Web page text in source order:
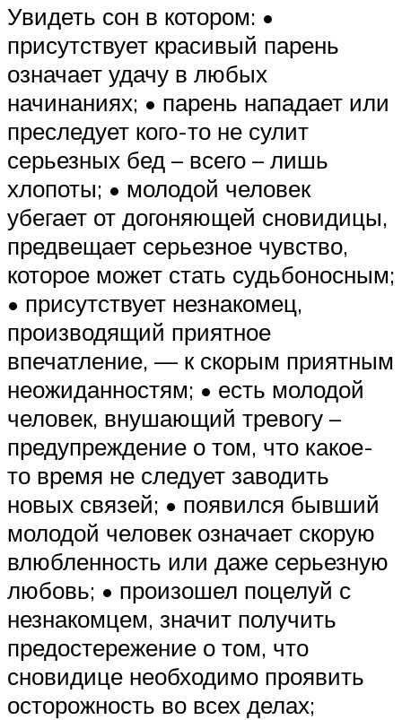
Увидеть сон в котором: •
присутствует красивый парень
означает удачу в любых
начинаниях; • парень нападает или
преследует кого-то не сулит
серьезных бед – всего – лишь
хлопоты; • молодой человек
убегает от догоняющей сновидицы,
предвещает серьезное чувство,
которое может стать судьбоносным;
• присутствует незнакомец,
производящий приятное
впечатление, — к скорым приятным
неожиданностям; • есть молодой
человек, внушающий тревогу –
предупреждение о том, что какое-
то время не следует заводить
новых связей; • появился бывший
молодой человек означает скорую
влюбленность или даже серьезную
любовь; • произошел поцелуй с
незнакомцем, значит получить
предостережение о том, что
сновидице необходимо проявить
осторожность во всех делах;